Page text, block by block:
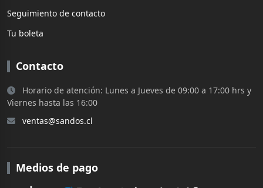
Seguimiento de contacto
Tu boleta
Contacto
Horario de atención: Lunes a Jueves de 09:00 a 17:00 hrs y
Viernes hasta las 16:00
ventas@sandos.cl
Medios de pago